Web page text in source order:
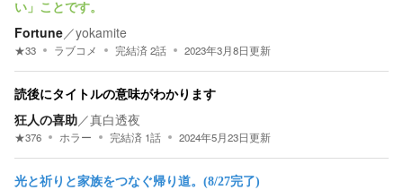
い」ことです。
Fortune／yokamite
★33 ラブコメ 完結済2話 2023年3月8日更新
読後にタイトルの意味がわかります
狂人の喜助／真白透夜
★376 ホラー 完結済 1話 2024年5月23日更新
光と祈りと家族をつなぐ帰り道。(8/27完了)